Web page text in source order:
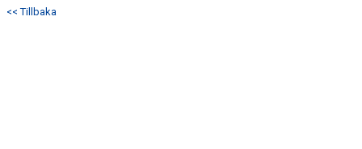
<< Tillbaka